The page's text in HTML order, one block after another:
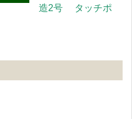
造2号 タッチポ